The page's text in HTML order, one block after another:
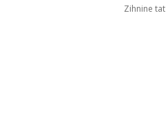
Zihnine